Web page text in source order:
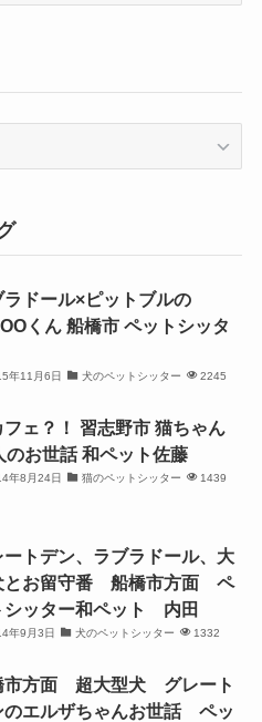
ラドール×ピットブルの
くん 船橋市 ペットシッタ
年11月6日 犬のペットシッター 2245
フェ？！ 習志野市 猫ちゃん
のお世話 和ペット佐藤
年8月24日 猫のペットシッター 1439
ートデン、ラブラドール、大
とお留守番 船橋市方面 ペ
シッター和ペット 内田
年9月3日 犬のペットシッター 1332
市方面 超大型犬 グレート
のエルザちゃんお世話 ペッ